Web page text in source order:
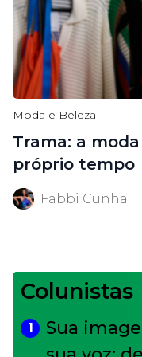
Moda e Beleza
Trama: a
próprio tempo
Fabbi Cunha
Colunistas
1
Sua